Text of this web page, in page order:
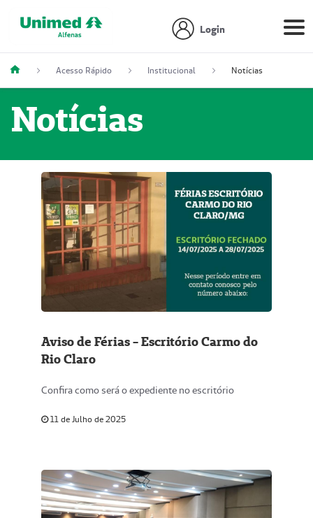
Login
Acesso Rápido Institucional Notícias
Notícias
Aviso de Férias - Escritório Carmo do
Rio Claro
Confira como será o expediente no escritório
11 de Julho de 2025